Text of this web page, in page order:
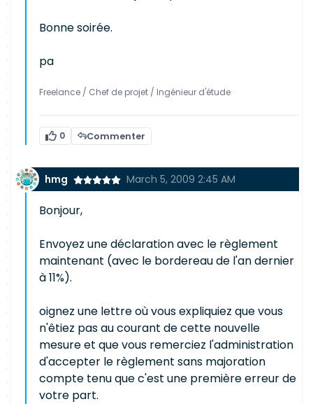
Bonne soirée.
pa
Freelance / Chef de projet / Ingénieur d'étude
0 Commenter
hmg March 5, 2009 2:45 AM
Bonjour,
Envoyez une déclaration avec le règlement
maintenant (avec le bordereau de l'an dernier
à 11%).
oignez une lettre où vous expliquiez que vous
n'êtiez pas au courant de cette nouvelle
mesure et que vous remerciez l'administration
d'accepter le règlement sans majoration
compte tenu que c'est une première erreur de
votre part.